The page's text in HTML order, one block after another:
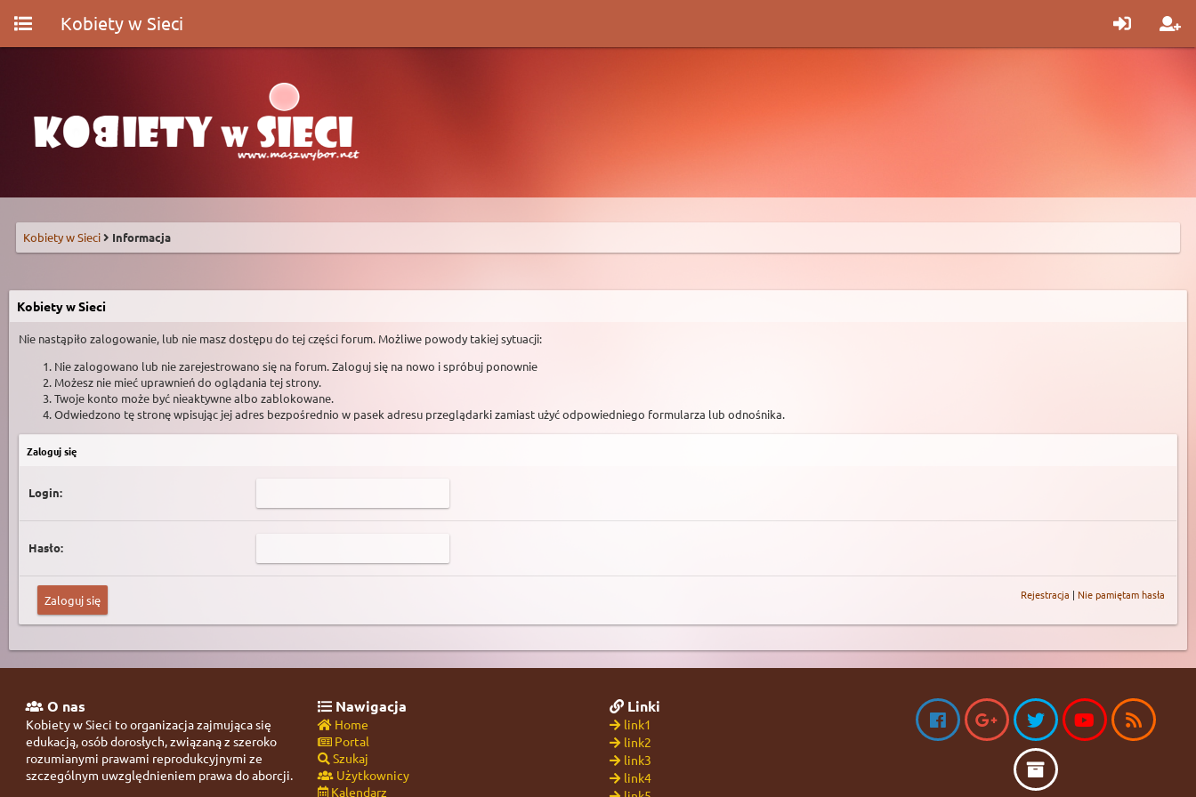
Kobiety w Sieci
Kobiety w Sieci Informacja
Kobiety w Sieci
Nie nastąpiło zalogowanie, lub nie masz dostępu do tej części forum. Możliwe powody takiej sytuacji:
Nie zalogowano lub nie zarejestrowano się na forum. Zaloguj się na nowo i spróbuj ponownie
Możesz nie mieć uprawnień do oglądania tej strony.
Twoje konto może być nieaktywne albo zablokowane.
Odwiedzono tę stronę wpisując jej adres bezpośrednio w pasek adresu przeglądarki zamiast użyć odpowiedniego formularza lub odnośnika.
Zaloguj się
Login:
Hasło:
Rejestracja | Nie pamiętam hasła
O nas
Kobiety w Sieci to organizacja zajmująca się
edukacją, osób dorosłych, związaną z szeroko
rozumianymi prawami reprodukcyjnymi ze
szczególnym uwzględnieniem prawa do aborcji.
Nawigacja
Home
Portal
Szukaj
Użytkownicy
Kalendarz
Linki
link1
link2
link3
link4